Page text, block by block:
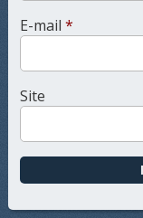
E-mail *
Site